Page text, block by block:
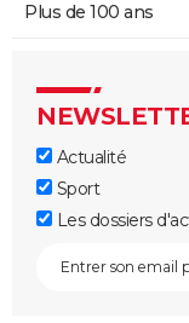
Plus de 100 ans
Actualité
Sport
Les dossiers